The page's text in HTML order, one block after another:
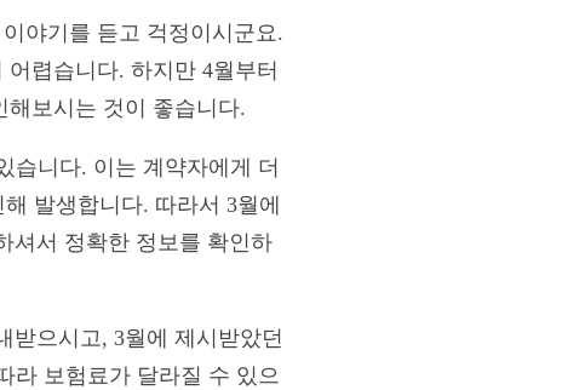
야기를 듣고 걱정이시군요.
렵습니다. 하지만 4월부터
해보시는 것이 좋습니다.
습니다. 이는 계약자에게 더
발생합니다. 따라서 3월에
셔서 정확한 정보를 확인하
받으시고, 3월에 제시받았던
라 보험료가 달라질 수 있으